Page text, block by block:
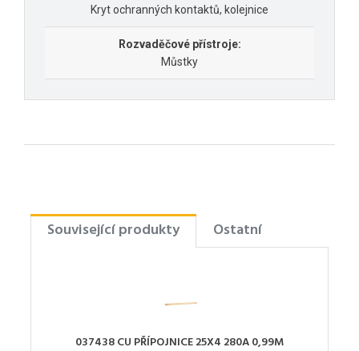
Kryt ochranných kontaktů, kolejnice
Rozvaděčové přístroje:
Můstky
Související produkty Ostatní
037438 CU PŘÍPOJNICE 25X4 280A 0,99M